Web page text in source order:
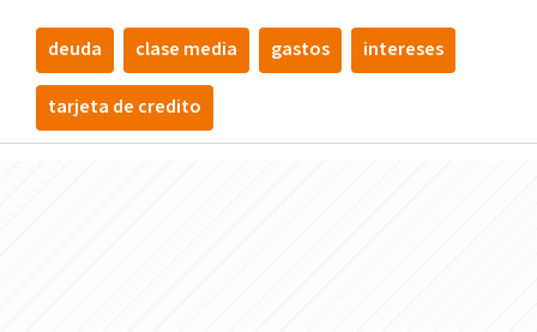
deuda clase media gastos intereses
tarjeta de credito